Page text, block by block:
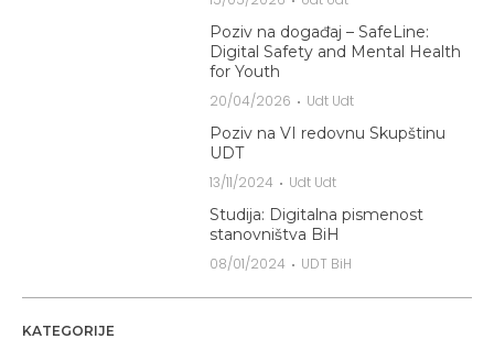
15/05/2026
Poziv na događaj – SafeLine:
Digital Safety and Mental Health
20/04/2026 Udt Udt
Poziv na VI redovnu Skupštinu
13/11/2024 Udt Udt
Studija: Digitalna pismenost